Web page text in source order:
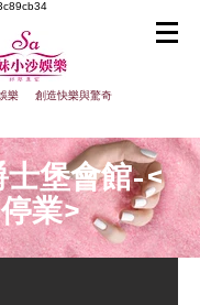
樂 創造快樂與驚奇
士堡會館-<
停業>